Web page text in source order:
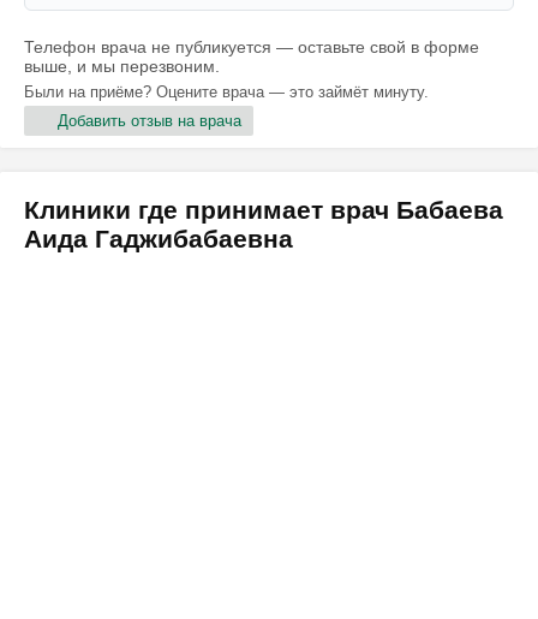
Телефон врача не публикуется — оставьте свой в форме
выше, и мы перезвоним.
Были на приёме? Оцените врача — это займёт минуту.
Добавить отзыв на врача
Клиники где принимает врач Бабаева
Аида Гаджибабаевна